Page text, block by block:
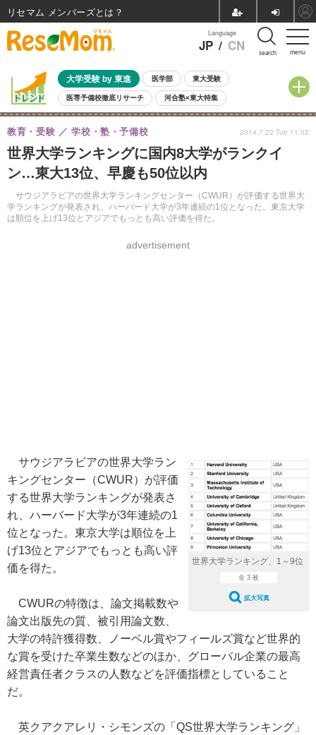
menu
Language
JP / CN search
大学受験 by 東進 医学部 東大受験
医専予備校徹底リサーチ 河合塾×東大特集
親子で考える大学選び 高校受験 中学受験 小学校受験
共通テスト 夏休み 8月開催学校説明会・相談会
8月開催イベント・WS 全国公立高校 過去問 人気記事
自由研究教材（小学生向け） 自由研究教材（中学生向け）
世界大学ランキングに国内8大学がランクイ
ン…東大13位、早慶も50位以内
サウジアラビアの世界大学ランキングセンター（CWUR）が評価する世界大
学ランキングが発表され、ハーバード大学が3年連続の1位となった。東京大学
は順位を上げ13位とアジアでもっとも高い評価を得た。
教育・受験 学校・塾・予備校
advertisement
2014.7.22 Tue 11:52
世界大学ランキング、1～9位
全 3 枚
拡大写真
サウジアラビアの世界大学ラン
キングセンター（CWUR）が評価
する世界大学ランキングが発表さ
れ、ハーバード大学が3年連続の1
位となった。東京大学は順位を上
げ13位とアジアでもっとも高い評
価を得た。
CWURの特徴は、論文掲載数や
論文出版先の質、被引用論文数、
大学の特許獲得数、ノーベル賞やフィールズ賞など世界的
な賞を受けた卒業生数などのほか、グローバル企業の最高
経営責任者クラスの人数などを評価指標としていること
だ。
英クアクアレリ・シモンズの「QS世界大学ランキング」
リセマム メンバーズ